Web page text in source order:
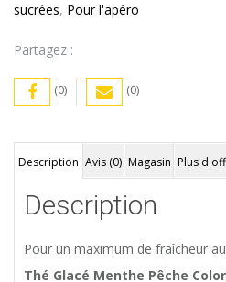
sucrées, Pour l'apéro
Partagez :
(0) (0)
Description Avis (0) Magasin Plus
Description
Pour un maximum de fraîcheur
Thé Glacé Menthe Pêche